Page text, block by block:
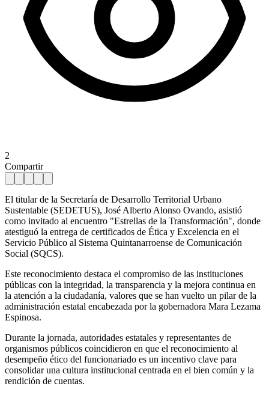
2
Compartir
El titular de la Secretaría de Desarrollo Territorial Urbano
Sustentable (SEDETUS), José Alberto Alonso Ovando, asistió
como invitado al encuentro "Estrellas de la Transformación", donde
atestiguó la entrega de certificados de Ética y Excelencia en el
Servicio Público al Sistema Quintanarroense de Comunicación
Social (SQCS).
Este reconocimiento destaca el compromiso de las instituciones
públicas con la integridad, la transparencia y la mejora continua en
la atención a la ciudadanía, valores que se han vuelto un pilar de la
administración estatal encabezada por la gobernadora Mara Lezama
Espinosa.
Durante la jornada, autoridades estatales y representantes de
organismos públicos coincidieron en que el reconocimiento al
desempeño ético del funcionariado es un incentivo clave para
consolidar una cultura institucional centrada en el bien común y la
rendición de cuentas.